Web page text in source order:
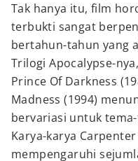
Tak hanya itu, film
terbukti sangat
bertahun-tahun yang
Trilogi Apocalypse-
Prince Of Darkness
Madness (1994)
bervariasi untuk
Karya-karya
mempengaruhi